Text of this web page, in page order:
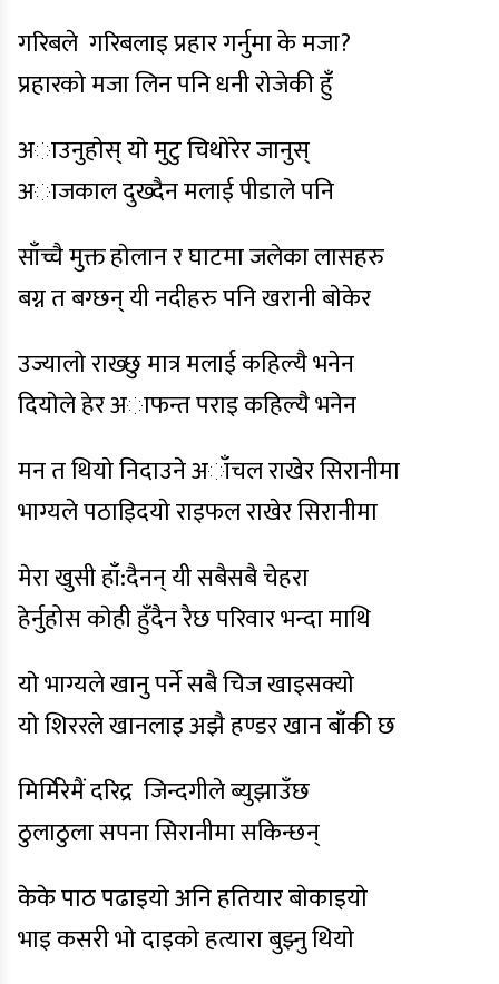
गरिबले गरिबलाइ प्रहार गर्नुमा के मजा?
प्रहारकाे मजा लिन पनि धनी राेजेकी हुँ
अाउनुहाेस् याे मुटु चिथाेरेर जानुस्
अाजकाल दुख्दैन मलाई पीडाले पनि
साँच्चै मुक्त हाेलान र घाटमा जलेका लासहरु
बग्न त बग्छन् यी नदीहरु पनि खरानी बाेकेर
उज्यालाे राख्छु मात्र मलाई कहिल्यै भनेन
दियाेले हेर अाफन्त पराइ कहिल्यै भनेन
मन त थियाे निदाउने अाँचल राखेर सिरानीमा
भाग्यले पठाइिदयाे राइफल राखेर सिरानीमा
मेरा खुसी हाँ:दैनन् यी सबैसबै चेहरा
हेर्नुहोस काेही हुँदैन रैछ परिवार भन्दा माथि
याे भाग्यले खानु पर्ने सबै चिज खाइसक्याे
याे शिररले खानलाइ अझै हण्डर खान बाँकी छ
मिर्मिरेमैं दरिद्र जिन्दगीले ब्युझाउँछ
ठुलाठुला सपना सिरानीमा सकिन्छन्
केके पाठ पढाइयाे अनि हतियार बाेकाइयाे
भाइ कसरी भाे दाइकाे हत्यारा बुझ्नु थियाे